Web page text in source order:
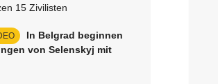
15 Zivilisten
In Belgrad beginnen
von Selenskyj mit